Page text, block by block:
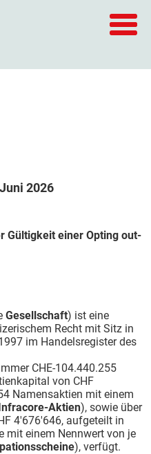
2026
Gültigkeit einer Opting out-
Gesellschaft) ist eine
Recht mit Sitz in
im Handelsregister des
CHE-104.440.255
von CHF
Namensaktien mit einem
Aktien), sowie über
4'676'646, aufgeteilt in
mit einem Nennwert von je
), verfügt.